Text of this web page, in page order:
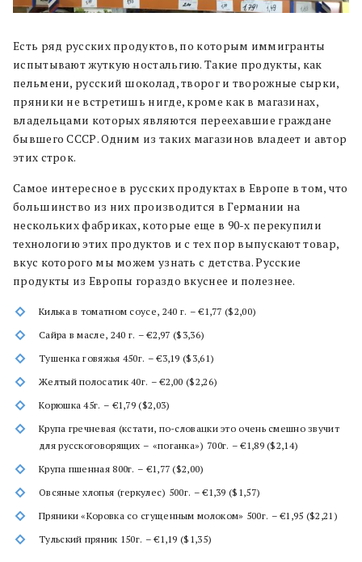
Есть ряд русских продуктов, по которым иммигранты
испытывают жуткую ностальгию. Такие продукты, как
пельмени, русский шоколад, творог и творожные сырки,
пряники не встретишь нигде, кроме как в магазинах,
владельцами которых являются переехавшие граждане
бывшего СССР. Одним из таких магазинов владеет и автор
этих строк.
Самое интересное в русских продуктах в Европе в том, что
большинство из них производится в Германии на
нескольких фабриках, которые еще в 90-х перекупили
технологию этих продуктов и с тех пор выпускают товар,
вкус которого мы можем узнать с детства. Русские
продукты из Европы гораздо вкуснее и полезнее.
Килька в томатном соусе, 240 г. – €1,77 ($2,00)
Сайра в масле, 240 г. – €2,97 ($3,36)
Тушенка говяжья 450г. – €3,19 ($3,61)
Желтый полосатик 40г. – €2,00 ($2,26)
Корюшка 45г. – €1,79 ($2,03)
Крупа гречневая (кстати, по-словацки это очень смешно звучит
для русскоговорящих – «поганка») 700г. – €1,89 ($2,14)
Крупа пшенная 800г. – €1,77 ($2,00)
Овсяные хлопья (геркулес) 500г. – €1,39 ($1,57)
Пряники «Коровка со сгущенным молоком» 500г. – €1,95 ($2,21)
Тульский пряник 150г. – €1,19 ($1,35)